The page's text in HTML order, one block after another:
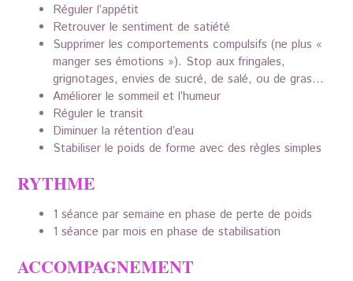
Réguler l’appétit
Retrouver le sentiment de satiété
Supprimer les comportements compulsifs (ne plus «
manger ses émotions »). Stop aux fringales,
grignotages, envies de sucré, de salé, ou de gras…
Améliorer le sommeil et l’humeur
Réguler le transit
Diminuer la rétention d’eau
Stabiliser le poids de forme avec des règles simples
RYTHME
1 séance par semaine en phase de perte de poids
1 séance par mois en phase de stabilisation
ACCOMPAGNEMENT